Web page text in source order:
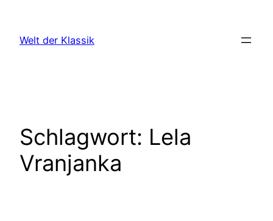
springen
Welt der Klassik
Schlagwort: Lela
Vranjanka